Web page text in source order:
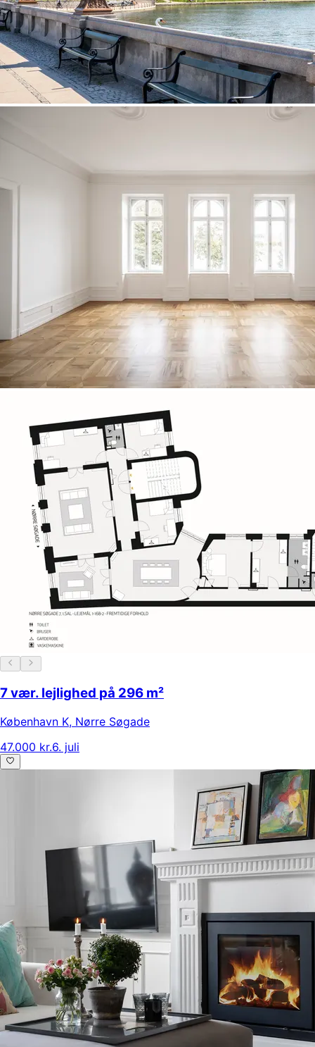
7 vær. lejlighed på 296 m²
København K, Nørre Søgade
47.000 kr.6. juli